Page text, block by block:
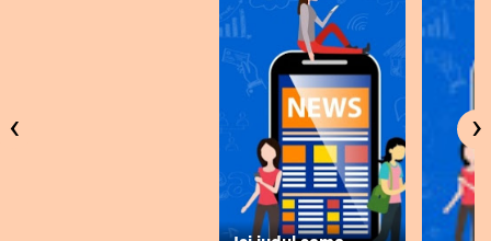
‹ ›